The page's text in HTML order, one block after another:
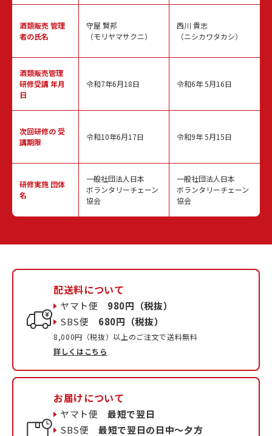
酒類販売管理
者の氏名
酒類販売管理
研修受講 年月
日
次回研修の受
講期限
研修実施 団体
名
守屋 賢邦
（モリヤマサクニ）
令和7年6月18日
令和10年6月17日
一般社団法人日本
ボランタリーチェーン
協会
西川 貴志
（ニシカワタカシ）
令和6年 5月16日
令和9年 5月15日
一般社団法人日本
ボランタリーチェーン
協会
配送料について
ヤマト便 980円（税抜）
SBS便 680円（税抜）
8,000円（税抜）以上のご注文で送料無料
詳しくはこちら
お届けについて
ヤマト便最短で翌日
SBS便最短で翌日の日中〜夕方